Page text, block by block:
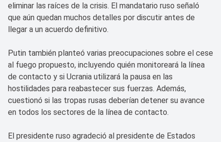
eliminar las raíces de la crisis. El mandatario ruso señaló
que aún quedan muchos detalles por discutir antes de
llegar a un acuerdo definitivo.
Putin también planteó varias preocupaciones sobre el cese
al fuego propuesto, incluyendo quién monitoreará la línea
de contacto y si Ucrania utilizará la pausa en las
hostilidades para reabastecer sus fuerzas. Además,
cuestionó si las tropas rusas deberían detener su avance
en todos los sectores de la línea de contacto.
El presidente ruso agradeció al presidente de Estados